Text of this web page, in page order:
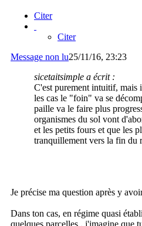
Citer
Citer
Message non lu25/11/16, 23:23
sicetaitsimple a écrit :
C'est purement intuitif, mais
les cas le "foin" va se
paille va le faire plus
organismes du sol vont
et les petits fours et que les
tranquillement vers la fin du
Je précise ma question après y
Dans ton cas, en régime quasi